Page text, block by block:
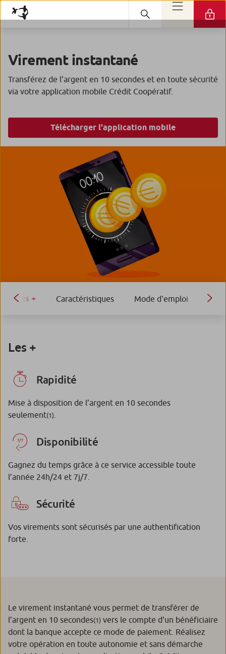
Virement instantané
Transférez de l'argent en 10 secondes et en toute sécurité
via votre application mobile Crédit Coopératif.
Télécharger l'application mobile
Les + Caractéristiques Mode d'emploi
Les +
Rapidité
Mise à disposition de l’argent en 10 secondes
seulement(1)
Disponibilité
Gagnez du temps grâce à ce service accessible toute
l’année 24h/24 et 7j/7.
Sécurité
Vos virements sont sécurisés par une authentification
forte.
Le virement instantané vous permet de transférer de
l’argent en 10 secondes(1) vers le compte d’un bénéficiaire
dont la banque accepte ce mode de paiement. Réalisez
votre opération en toute autonomie et sans démarche